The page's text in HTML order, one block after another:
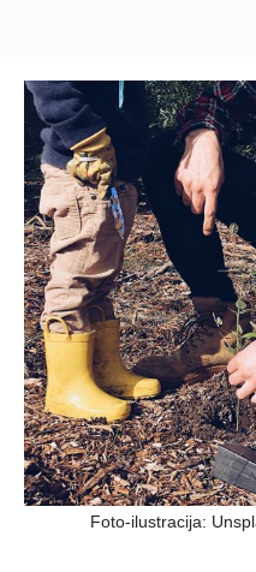
Foto-ilustracija: